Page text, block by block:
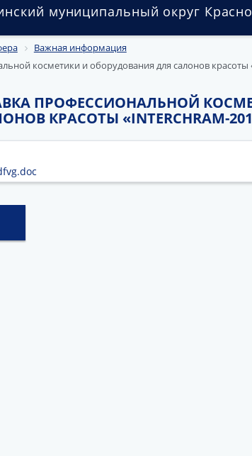
муниципальный округ
Важная информация
косметики и оборудования для салонов красоты
ПРОФЕССИОНАЛЬНОЙ
КРАСОТЫ «INTERCHRAM-